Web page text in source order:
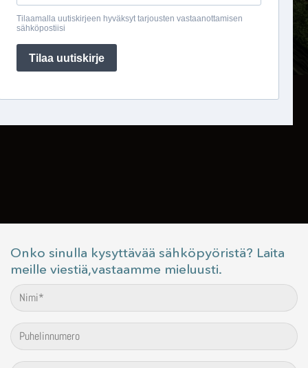
Onko sinulla kysyttävää sähköpyöristä? Laita
meille viestiä,vastaamme mieluusti.